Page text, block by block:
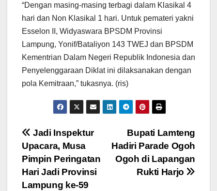
“Dengan masing-masing terbagi dalam Klasikal 4
hari dan Non Klasikal 1 hari. Untuk pemateri yakni
Esselon II, Widyaswara BPSDM Provinsi
Lampung, Yonif/Bataliyon 143 TWEJ dan BPSDM
Kementrian Dalam Negeri Republik Indonesia dan
Penyelenggaraan Diklat ini dilaksanakan dengan
pola Kemitraan,” tukasnya. (ris)
Navigasi
pos
Bupati Lamteng
Hadiri Parade Ogoh
Ogoh di Lapangan
Rukti Harjo
Jadi Inspektur
Upacara, Musa
Pimpin Peringatan
Hari Jadi Provinsi
Lampung ke-59